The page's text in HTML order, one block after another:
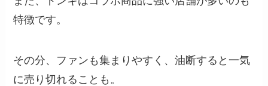
特徴です。
その分、ファンも集まりやすく、油断すると一気
に売り切れることも。